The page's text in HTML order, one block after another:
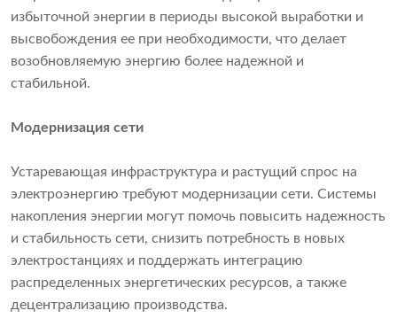
избыточной энергии в периоды высокой выработки и
высвобождения ее при необходимости, что делает
возобновляемую энергию более надежной и
стабильной.
Модернизация сети
Устаревающая инфраструктура и растущий спрос на
электроэнергию требуют модернизации сети. Системы
накопления энергии могут помочь повысить надежность
и стабильность сети, снизить потребность в новых
электростанциях и поддержать интеграцию
распределенных энергетических ресурсов, а также
децентрализацию производства.